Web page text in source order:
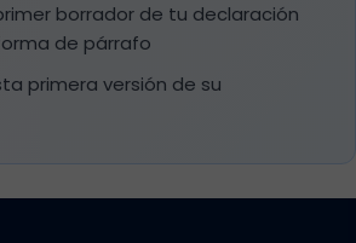
borrador de tu declaración
de párrafo
primera versión de su